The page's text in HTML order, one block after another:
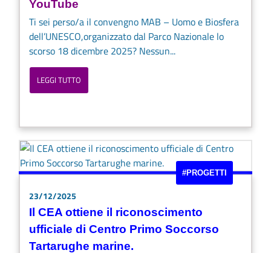
YouTube
Ti sei perso/a il convengno MAB – Uomo e Biosfera
dell’UNESCO,organizzato dal Parco Nazionale lo
scorso 18 dicembre 2025? Nessun...
LEGGI TUTTO
#PROGETTI
23/12/2025
Il CEA ottiene il riconoscimento
ufficiale di Centro Primo Soccorso
Tartarughe marine.